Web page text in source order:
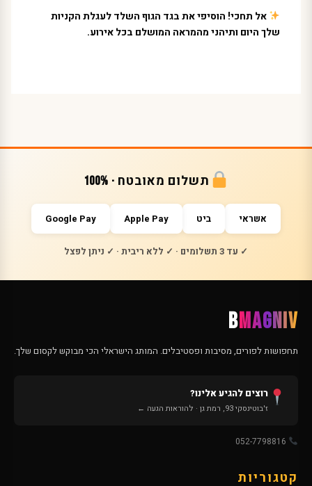
אל תחכי! הוסיפי את בגד הגוף השלד לעגלת הקניות
שלך היום ותיהני מהמראה המושלם בכל אירוע.
תשלום מאובטח · 100%
אשראי ביט Apple Pay
Google Pay
✓ עד 3 תשלומים · ✓ ללא ריבית · ✓ ניתן לפצל
BMAGNIV
תחפושות לפורים, מסיבות ופסטיבלים. המותג הישראלי הכי מבוקש לקסום שלך.
רוצים להגיע אלינו?
ז'בוטינסקי 93, רמת גן · להוראות הגעה ←
קטגוריות